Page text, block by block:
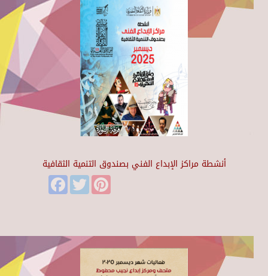
أنشطة مراكز الإبداع الفني بصندوق التنمية الثقافية
FacebookTwitter